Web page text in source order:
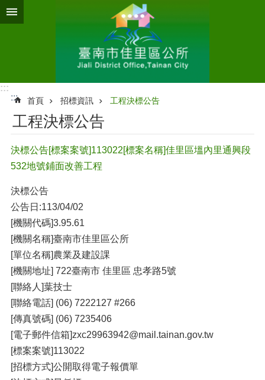
跳到主要內容區塊
:::
:::
首頁 招標資訊 工程決標公告
工程決標公告
決標公告[標案案號]113022[標案名稱]佳里區塭內里通興段
532地號鋪面改善工程
決標公告
公告日:113/04/02
[機關代碼]3.95.61
[機關名稱]臺南市佳里區公所
[單位名稱]農業及建設課
[機關地址] 722臺南市 佳里區 忠孝路5號
[聯絡人]葉技士
[聯絡電話] (06) 7222127 #266
[傳真號碼] (06) 7235406
[電子郵件信箱]zxc29963942@mail.tainan.gov.tw
[標案案號]113022
[招標方式]公開取得電子報價單